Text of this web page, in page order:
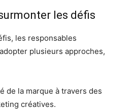
les défis
les responsables
plusieurs approches,
de la marque à travers des
créatives.